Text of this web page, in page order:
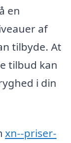
en
af
tilbyde. At
tilbud kan
i din
xn--priser-